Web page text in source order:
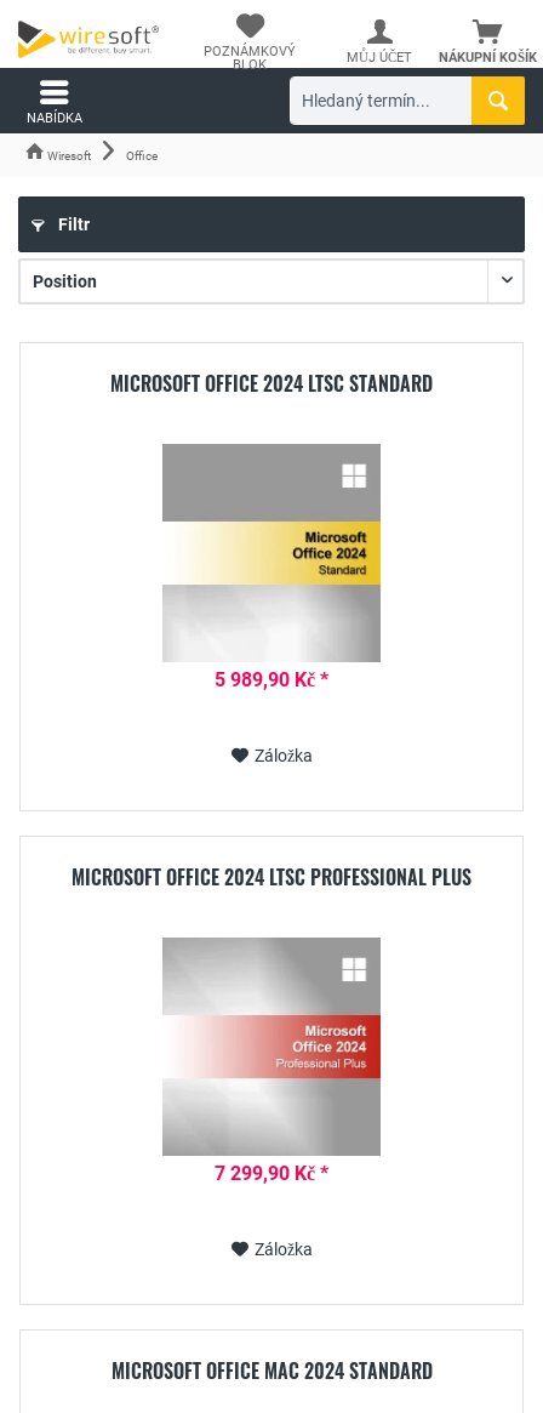
NÁKUPNÍ KOŠÍK
POZNÁMKOVÝ
BLOK
MŮJ ÚČET
NABÍDKA
Wiresoft Office
Filtr
MICROSOFT OFFICE 2024 LTSC STANDARD
5 989,90 Kč *
Záložka
MICROSOFT OFFICE 2024 LTSC PROFESSIONAL PLUS
7 299,90 Kč *
Záložka
MICROSOFT OFFICE MAC 2024 STANDARD